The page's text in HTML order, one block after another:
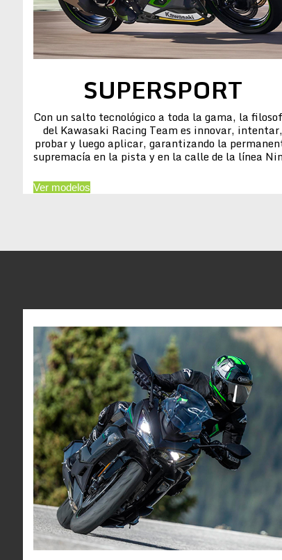
SUPERSPORT
Con un salto tecnológico a toda la gama, la
del Kawasaki Racing Team es innovar, intentar,
probar y luego aplicar, garantizando la
supremacía en la pista y en la calle de la línea
Ver modelos